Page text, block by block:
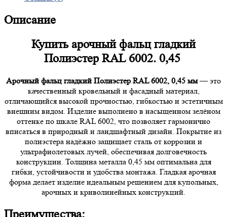
Описание
Купить арочный фальц гладкий
Полиэстер RAL 6002. 0,45
Арочный фальц гладкий Полиэстер RAL 6002, 0,45 мм— это
качественный кровельный и фасадный материал,
отличающийся высокой прочностью, гибкостью и эстетичным
внешним видом. Изделие выполнено в насыщенном зелёном
оттенке по шкале RAL 6002, что позволяет гармонично
вписаться в природный и ландшафтный дизайн. Покрытие из
полиэстера надёжно защищает сталь от коррозии и
ультрафиолетовых лучей, обеспечивая долговечность
конструкции. Толщина металла 0,45 мм оптимальна для
гибки, устойчивости и удобства монтажа. Гладкая арочная
форма делает изделие идеальным решением для купольных,
арочных и криволинейных конструкций.
Преимущества: